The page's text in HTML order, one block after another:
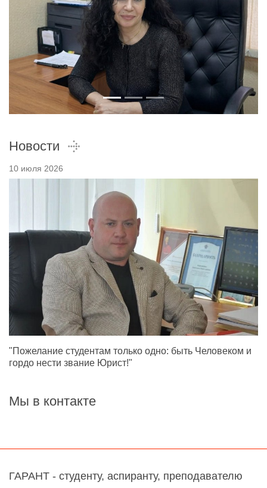
Новости
10 июля 2026
"Пожелание студентам только одно: быть Человеком и
гордо нести звание Юрист!"
Мы в контакте
ГАРАНТ - студенту, аспиранту, преподавателю